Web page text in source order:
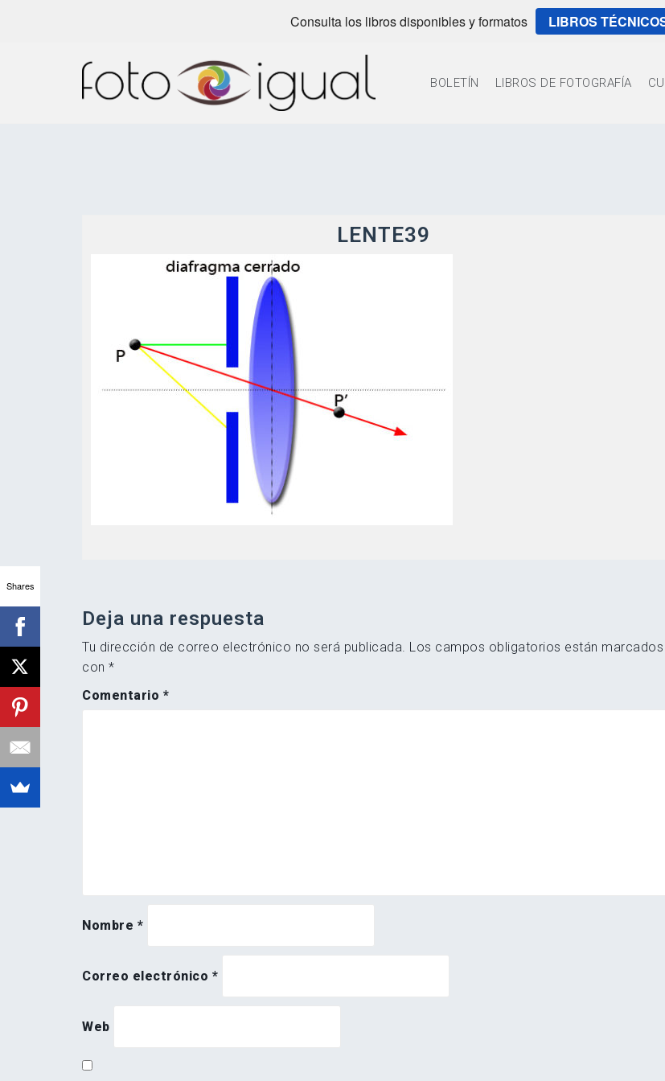
Consulta los libros disponibles y formatos LIBROS
BOLETÍN LIBROS DE FOTOGRAFÍA
LENTE39
Deja una respuesta
Tu dirección de correo electrónico no será publicada. Los campos obligatorios están marcados
con *
Comentario *
Nombre *
Correo electrónico *
Web
Shares